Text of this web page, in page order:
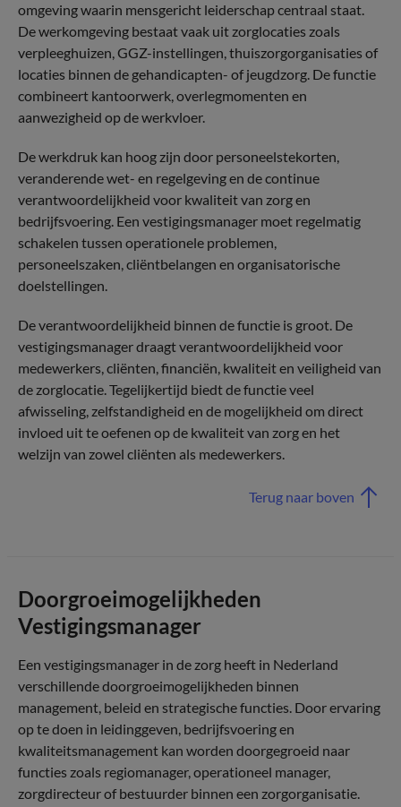
omgeving waarin mensgericht leiderschap centraal staat.
De werkomgeving bestaat vaak uit zorglocaties zoals
verpleeghuizen, GGZ-instellingen, thuiszorgorganisaties of
locaties binnen de gehandicapten- of jeugdzorg. De functie
combineert kantoorwerk, overlegmomenten en
aanwezigheid op de werkvloer.
De werkdruk kan hoog zijn door personeelstekorten,
veranderende wet- en regelgeving en de continue
verantwoordelijkheid voor kwaliteit van zorg en
bedrijfsvoering. Een vestigingsmanager moet regelmatig
schakelen tussen operationele problemen,
personeelszaken, cliëntbelangen en organisatorische
doelstellingen.
De verantwoordelijkheid binnen de functie is groot. De
vestigingsmanager draagt verantwoordelijkheid voor
medewerkers, cliënten, financiën, kwaliteit en veiligheid van
de zorglocatie. Tegelijkertijd biedt de functie veel
afwisseling, zelfstandigheid en de mogelijkheid om direct
invloed uit te oefenen op de kwaliteit van zorg en het
welzijn van zowel cliënten als medewerkers.
Terug naar boven
Doorgroeimogelijkheden
Vestigingsmanager
Een vestigingsmanager in de zorg heeft in Nederland
verschillende doorgroeimogelijkheden binnen
management, beleid en strategische functies. Door ervaring
op te doen in leidinggeven, bedrijfsvoering en
kwaliteitsmanagement kan worden doorgegroeid naar
functies zoals regiomanager, operationeel manager,
zorgdirecteur of bestuurder binnen een zorgorganisatie.